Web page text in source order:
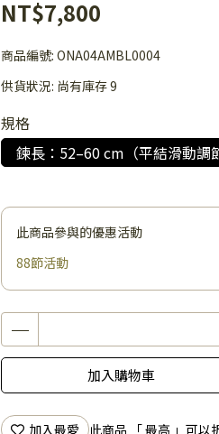
NT$7,800
商品編號: ONA04AMBL0004
供貨狀況: 尚有庫存 9
規格
鍊長：52–60 cm（平結滑動調
此商品參與的優惠活動
88節活動
加入購物車
加入最愛 此商品 「 最高 」可以